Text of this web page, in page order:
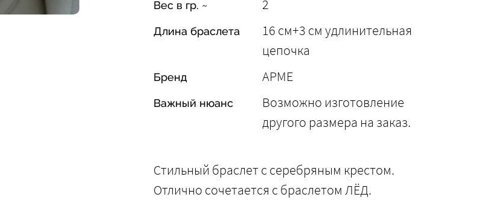
Вес в гр. ~ 2
Длина браслета
16 cм+3 см удлинительная
цепочка
Бренд АРМЕ
Важный нюанс
Возможно изготовление
другого размера на заказ.
Стильный браслет с серебряным крестом.
Отлично сочетается с браслетом ЛЁД.